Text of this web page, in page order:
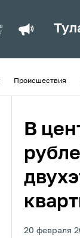
Происшествия
В
20 февраля